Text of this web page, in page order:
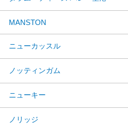
MANSTON
ニューカッスル
ノッティンガム
ニューキー
ノリッジ